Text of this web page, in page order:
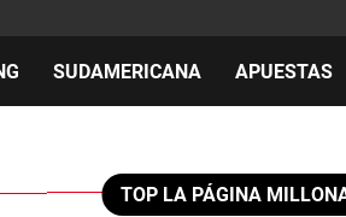
SUDAMERICANA APUESTAS
TOP LA PÁGINA